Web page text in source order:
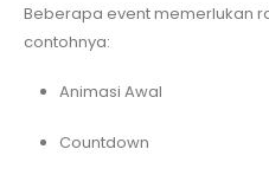
Beberapa event memerlukan
contohnya:
Animasi Awal
Countdown